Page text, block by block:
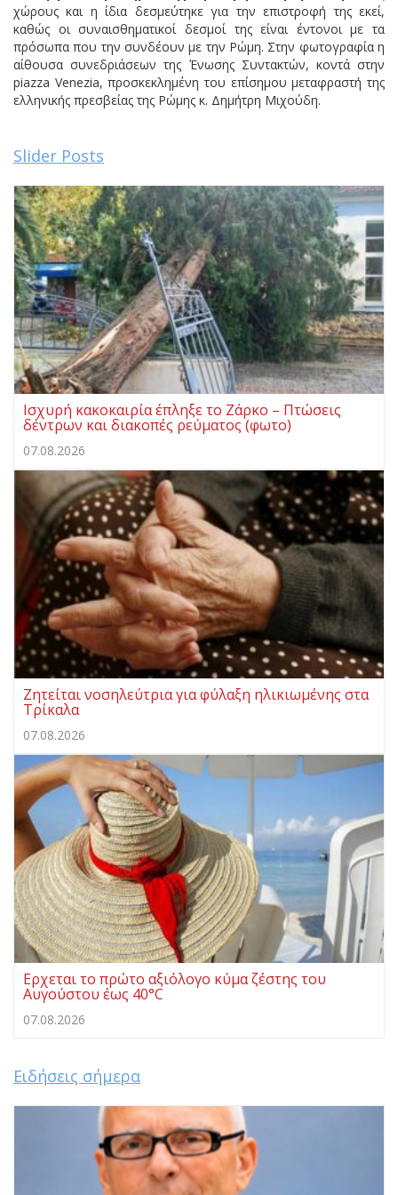
χώρους και η ίδια δεσμεύτηκε για την επιστροφή της εκεί,
καθώς οι συναισθηματικοί δεσμοί της είναι έντονοι με τα
πρόσωπα που την συνδέουν με την Ρώμη. Στην φωτογραφία η
αίθουσα συνεδριάσεων της Ένωσης Συντακτών, κοντά στην
piazza Venezia, προσκεκλημένη του επίσημου μεταφραστή της
ελληνικής πρεσβείας της Ρώμης κ. Δημήτρη Μιχούδη.
Slider Posts
Ισχυρή κακοκαιρία έπληξε το Ζάρκο – Πτώσεις
δέντρων και διακοπές ρεύματος (φωτο)
07.08.2026
Ζητείται νοσηλεύτρια για φύλαξη ηλικιωμένης στα
Τρίκαλα
07.08.2026
Ερχεται το πρώτο αξιόλογο κύμα ζέστης του
Αυγούστου έως 40°C
07.08.2026
Ειδήσεις σήμερα